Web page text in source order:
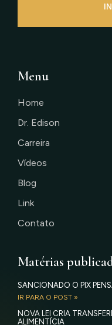
Menu
Home
Dr. Edison
Carreira
Vídeos
Blog
Link
Contato
Matérias
SANCIONADO O PIX
IR PARA O POST »
NOVA LEI CRIA
ALIMENTÍCIA